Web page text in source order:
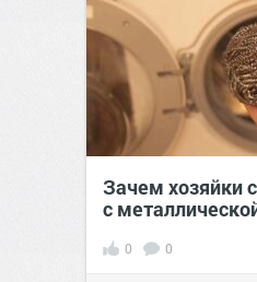
Зачем хозяйки
с
0 0